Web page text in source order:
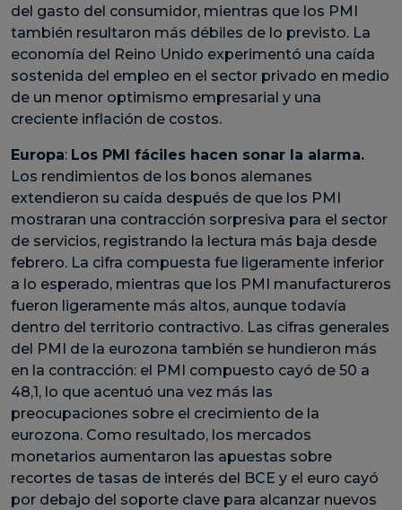
del gasto del consumidor, mientras que los PMI
también resultaron más débiles de lo previsto. La
economía del Reino Unido experimentó una caída
sostenida del empleo en el sector privado en medio
de un menor optimismo empresarial y una
creciente inflación de costos.
Europa: Los PMI fáciles hacen sonar la alarma.
Los rendimientos de los bonos alemanes
extendieron su caída después de que los PMI
mostraran una contracción sorpresiva para el sector
de servicios, registrando la lectura más baja desde
febrero. La cifra compuesta fue ligeramente inferior
a lo esperado, mientras que los PMI manufactureros
fueron ligeramente más altos, aunque todavía
dentro del territorio contractivo. Las cifras generales
del PMI de la eurozona también se hundieron más
en la contracción: el PMI compuesto cayó de 50 a
48,1, lo que acentuó una vez más las
preocupaciones sobre el crecimiento de la
eurozona. Como resultado, los mercados
monetarios aumentaron las apuestas sobre
recortes de tasas de interés del BCE y el euro cayó
por debajo del soporte clave para alcanzar nuevos